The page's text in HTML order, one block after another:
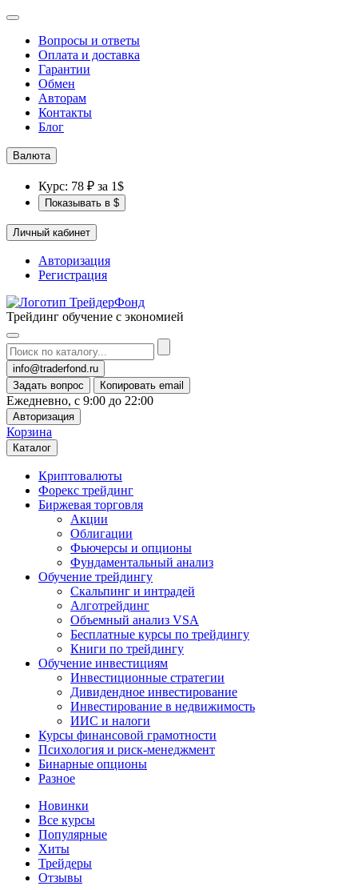
Вопросы и ответы
Оплата и доставка
Гарантии
Обмен
Авторам
Контакты
Блог
Валюта
Курс: 78 ₽ за 1$
Показывать в $
Личный кабинет
Авторизация
Регистрация
Трейдинг обучение с экономией
info@traderfond.ru
Задать вопрос
Копировать email
Ежедневно, с 9:00 до 22:00
Авторизация
Корзина
Каталог
Криптовалюты
Форекс трейдинг
Биржевая торговля
Акции
Облигации
Фьючерсы и опционы
Фундаментальный анализ
Обучение трейдингу
Скальпинг и интрадей
Алготрейдинг
Объемный анализ VSA
Бесплатные курсы по трейдингу
Книги по трейдингу
Обучение инвестициям
Инвестиционные стратегии
Дивидендное инвестирование
Инвестирование в недвижимость
ИИС и налоги
Курсы финансовой грамотности
Психология и риск-менеджмент
Бинарные опционы
Разное
Новинки
Все курсы
Популярные
Хиты
Трейдеры
Отзывы